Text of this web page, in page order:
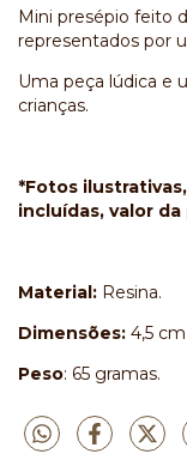
Mini presépio feito
representados por
Uma peça lúdica e
crianças.
*Fotos
incluídas, valor da
Material: Resina.
Dimensões: 4,5
Peso: 65 gramas.